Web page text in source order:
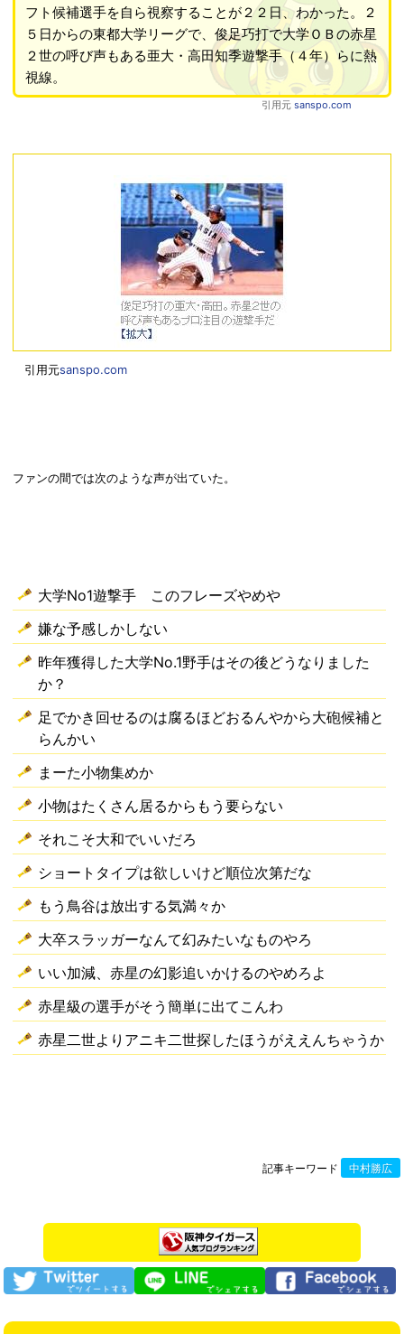
フト候補選手を自ら視察することが２２日、わかった。２
５日からの東都大学リーグで、俊足巧打で大学ＯＢの赤星
２世の呼び声もある亜大・高田知季遊撃手（４年）らに熱
視線。
引用元 sanspo.com
引用元sanspo.com
ファンの間では次のような声が出ていた。
大学No1遊撃手 このフレーズやめや
嫌な予感しかしない
昨年獲得した大学No.1野手はその後どうなりました
か？
足でかき回せるのは腐るほどおるんやから大砲候補と
らんかい
まーた小物集めか
小物はたくさん居るからもう要らない
それこそ大和でいいだろ
ショートタイプは欲しいけど順位次第だな
もう鳥谷は放出する気満々か
大卒スラッガーなんて幻みたいなものやろ
いい加減、赤星の幻影追いかけるのやめろよ
赤星級の選手がそう簡単に出てこんわ
赤星二世よりアニキ二世探したほうがええんちゃうか
記事キーワード 中村勝広